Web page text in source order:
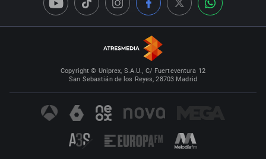
Copyright © Uniprex, S.A.U., C/ Fuerteventura 12
San Sebastián de los Reyes, 28703 Madrid